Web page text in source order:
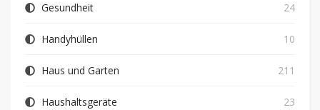
Gesundheit 24
Handyhüllen 10
Haus und Garten 211
Haushaltsgeräte 23